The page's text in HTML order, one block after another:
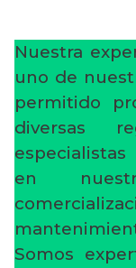
Nuestra
uno de
permitido
diversas
en
Somos